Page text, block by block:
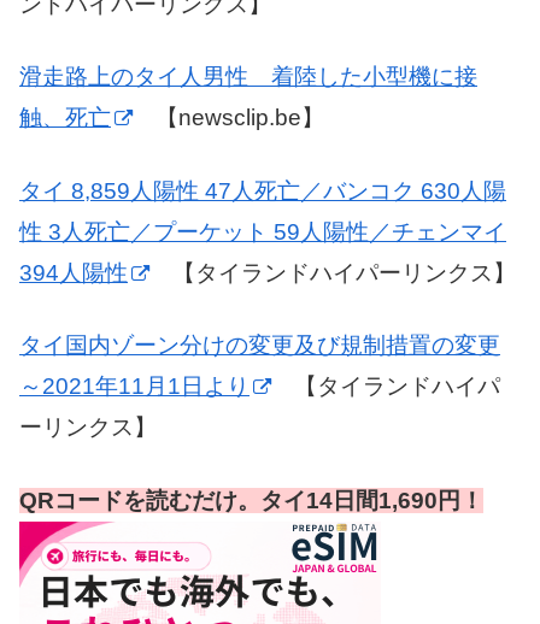
滑走路上のタイ人男性 着陸した小型機に接
触、死亡
【newsclip.be】
タイ 8,859人陽性 47人死亡／バンコク 630人陽
性 3人死亡／プーケット 59人陽性／チェンマイ
394人陽性
【タイランドハイパーリンクス】
タイ国内ゾーン分けの変更及び規制措置の変更
～2021年11月1日より
【タイランドハイパ
ーリンクス】
QRコードを読むだけ。タイ14日間1,690円！